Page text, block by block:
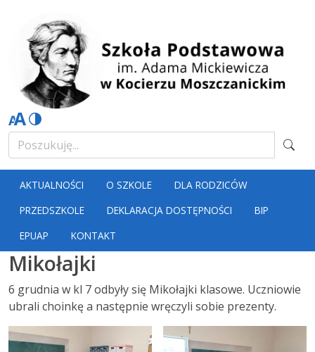
AKTUALNOŚCI O SZKOLE
DLA RODZICÓW
PRZEDSZKOLE
DEKLARACJA DOSTĘPNOŚCI
BIP
EPUAP
KONTAKT
Mikołajki
6 grudnia w kl 7 odbyły się Mikołajki klasowe. Uczniowie
ubrali choinkę a następnie wręczyli sobie prezenty.